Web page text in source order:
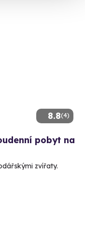
8.8(4)
pobyt na
zvířaty.